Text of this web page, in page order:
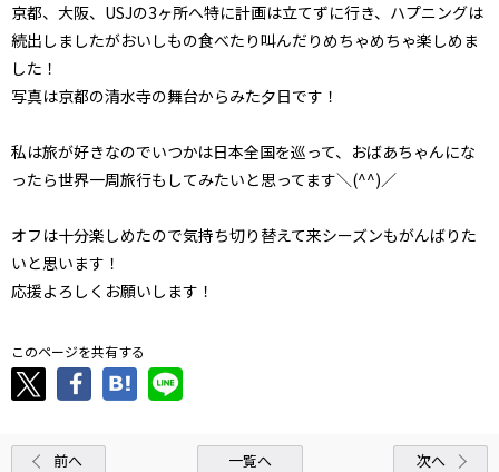
京都、大阪、USJの3ヶ所へ特に計画は立てずに行き、ハプニングは
続出しましたがおいしもの食べたり叫んだりめちゃめちゃ楽しめま
した！
写真は京都の清水寺の舞台からみた夕日です！
私は旅が好きなのでいつかは日本全国を巡って、おばあちゃんにな
ったら世界一周旅行もしてみたいと思ってます＼(^^)／
オフは十分楽しめたので気持ち切り替えて来シーズンもがんばりた
いと思います！
応援よろしくお願いします！
このページを共有する
前へ 一覧へ 次へ